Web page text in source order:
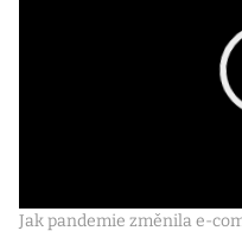
Jak pandemie změnila e-